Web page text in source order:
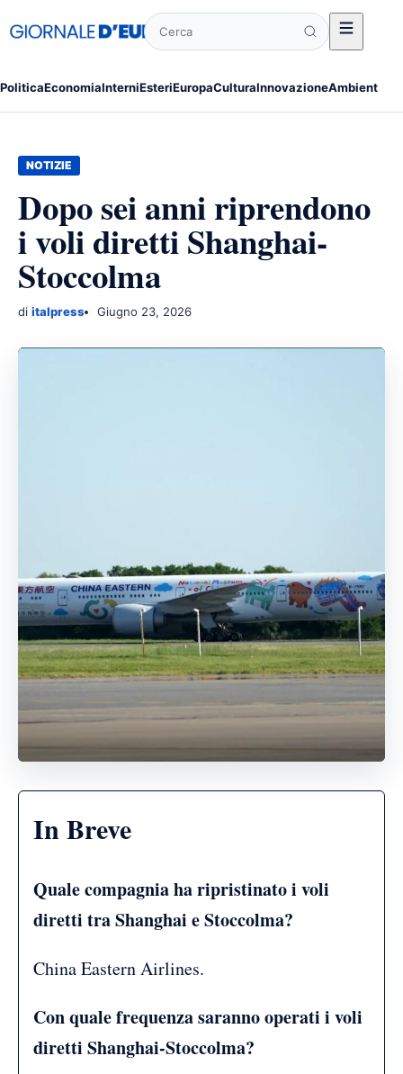
PoliticaEconomiaInterniEsteriEuropaCulturaInnovazioneAmbiente
Cerca
NOTIZIE
Dopo sei anni riprendono
i voli diretti Shanghai-
Stoccolma
di italpress Giugno 23, 2026
In Breve
Quale compagnia ha ripristinato i voli
diretti tra Shanghai e Stoccolma?
China Eastern Airlines.
Con quale frequenza saranno operati i voli
diretti Shanghai-Stoccolma?